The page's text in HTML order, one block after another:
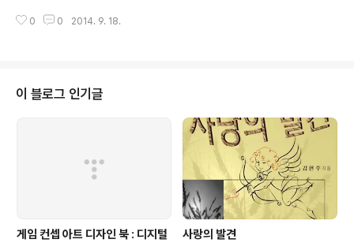
그램을 작성하면서 Main 메소드를 길게 하고, 주로 static으로 선언된 메소드
도하기 바랍니다. 새로운 언어의 비결을 배운다면 알고 있는 기존 언어를 다른
방식으로 사용할 수 있다는 것에 놀랄 것입니다. 저는 루비를 통해 시샵C#의..
0 0 2014. 9. 18.
이 블로그 인기글
게임 컨셉 아트 디자인 북 : 디지털
사랑의 발견